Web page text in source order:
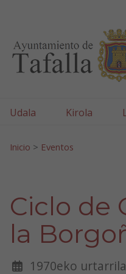
Udala Kirola
Inicio > Eventos
Ciclo de
la
1970eko